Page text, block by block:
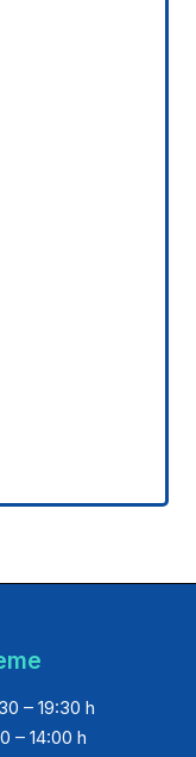
– 19:30 h
– 14:00 h